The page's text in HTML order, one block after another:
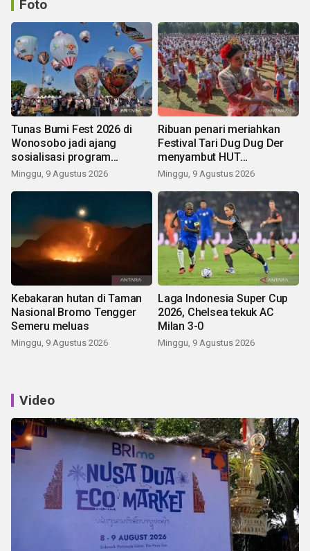
Foto
Tunas Bumi Fest 2026 di
Wonosobo jadi ajang
sosialisasi program
pemerintah lewat balon
Minggu, 9 Agustus 2026
Ribuan penari meriahkan
Festival Tari Dug Dug Der
menyambut HUT
Kemerdekaan
Minggu, 9 Agustus 2026
Kebakaran hutan di Taman
Nasional Bromo Tengger
Semeru meluas
Minggu, 9 Agustus 2026
Laga Indonesia Super Cup
2026, Chelsea tekuk AC
Milan 3-0
Minggu, 9 Agustus 2026
Video